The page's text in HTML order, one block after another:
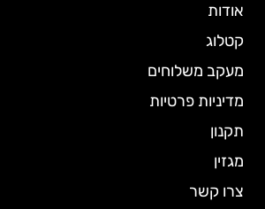
אודות
קטלוג
מעקב משלוחים
מדיניות פרטיות
תקנון
מגזין
צרו קשר